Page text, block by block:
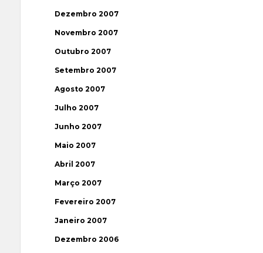
Dezembro 2007
Novembro 2007
Outubro 2007
Setembro 2007
Agosto 2007
Julho 2007
Junho 2007
Maio 2007
Abril 2007
Março 2007
Fevereiro 2007
Janeiro 2007
Dezembro 2006